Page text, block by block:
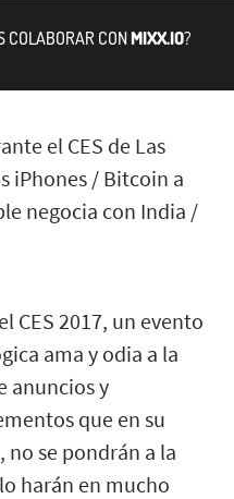
COLABORAR CONMIXX.IO?
el CES de Las
iPhones / Bitcoin a
negocia con India /
CES 2017, un evento
ama y odia a la
anuncios y
que en su
se pondrán a la
harán en mucho